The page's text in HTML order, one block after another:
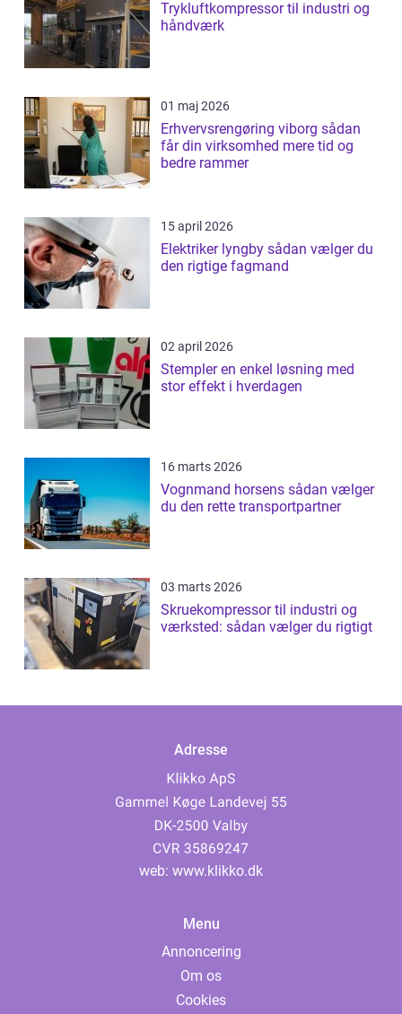
Trykluftkompressor til industri og
håndværk
01 maj 2026
Erhvervsrengøring viborg sådan
får din virksomhed mere tid og
bedre rammer
15 april 2026
Elektriker lyngby sådan vælger du
den rigtige fagmand
02 april 2026
Stempler en enkel løsning med
stor effekt i hverdagen
16 marts 2026
Vognmand horsens sådan vælger
du den rette transportpartner
03 marts 2026
Skruekompressor til industri og
værksted: sådan vælger du rigtigt
Adresse
web: www.klikko.dk
Menu
Annoncering
Om os
Cookies